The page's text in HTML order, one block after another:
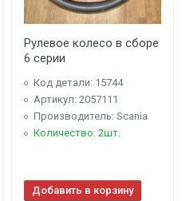
Рулевое колесо в сборе
6 серии
Код детали: 15744
Артикул: 2057111
Производитель: Scania
Количество: 2шт.
Добавить в корзину